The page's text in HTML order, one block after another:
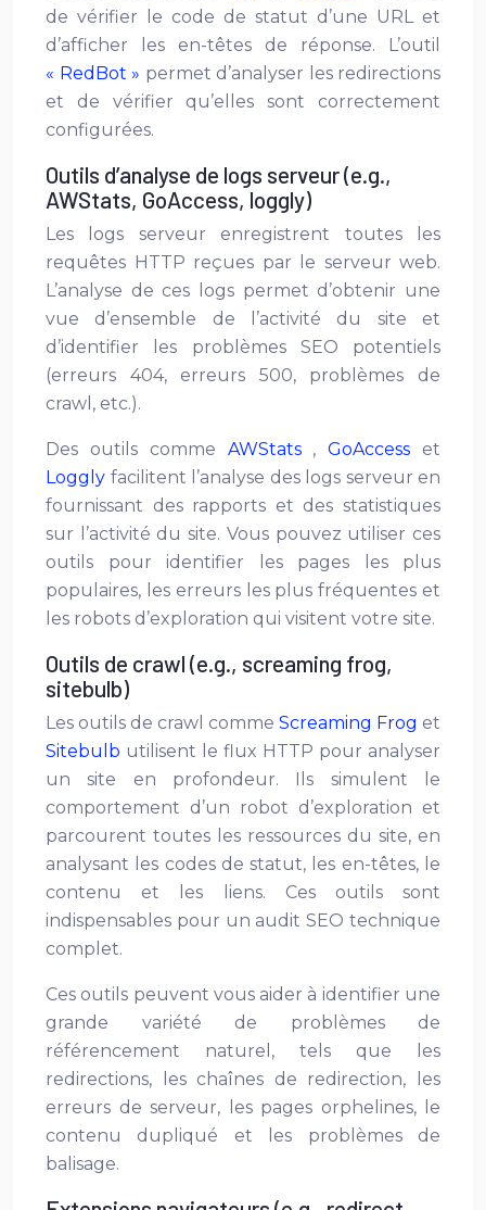
de vérifier le code de statut d’une URL et
d’afficher les en-têtes de réponse. L’outil
« RedBot » permet d’analyser les redirections
et de vérifier qu’elles sont correctement
configurées.
Outils d’analyse de logs serveur (e.g.,
AWStats, GoAccess, loggly)
Les logs serveur enregistrent toutes les
requêtes HTTP reçues par le serveur web.
L’analyse de ces logs permet d’obtenir une
vue d’ensemble de l’activité du site et
d’identifier les problèmes SEO potentiels
(erreurs 404, erreurs 500, problèmes de
crawl, etc.).
Des outils comme AWStats ,GoAccess et
Loggly facilitent l’analyse des logs serveur en
fournissant des rapports et des statistiques
sur l’activité du site. Vous pouvez utiliser ces
outils pour identifier les pages les plus
populaires, les erreurs les plus fréquentes et
les robots d’exploration qui visitent votre site.
Outils de crawl (e.g., screaming frog,
sitebulb)
Les outils de crawl comme Screaming Frog et
Sitebulb utilisent le flux HTTP pour analyser
un site en profondeur. Ils simulent le
comportement d’un robot d’exploration et
parcourent toutes les ressources du site, en
analysant les codes de statut, les en-têtes, le
contenu et les liens. Ces outils sont
indispensables pour un audit SEO technique
complet.
Ces outils peuvent vous aider à identifier une
grande variété de problèmes de
référencement naturel, tels que les
redirections, les chaînes de redirection, les
erreurs de serveur, les pages orphelines, le
contenu dupliqué et les problèmes de
balisage.